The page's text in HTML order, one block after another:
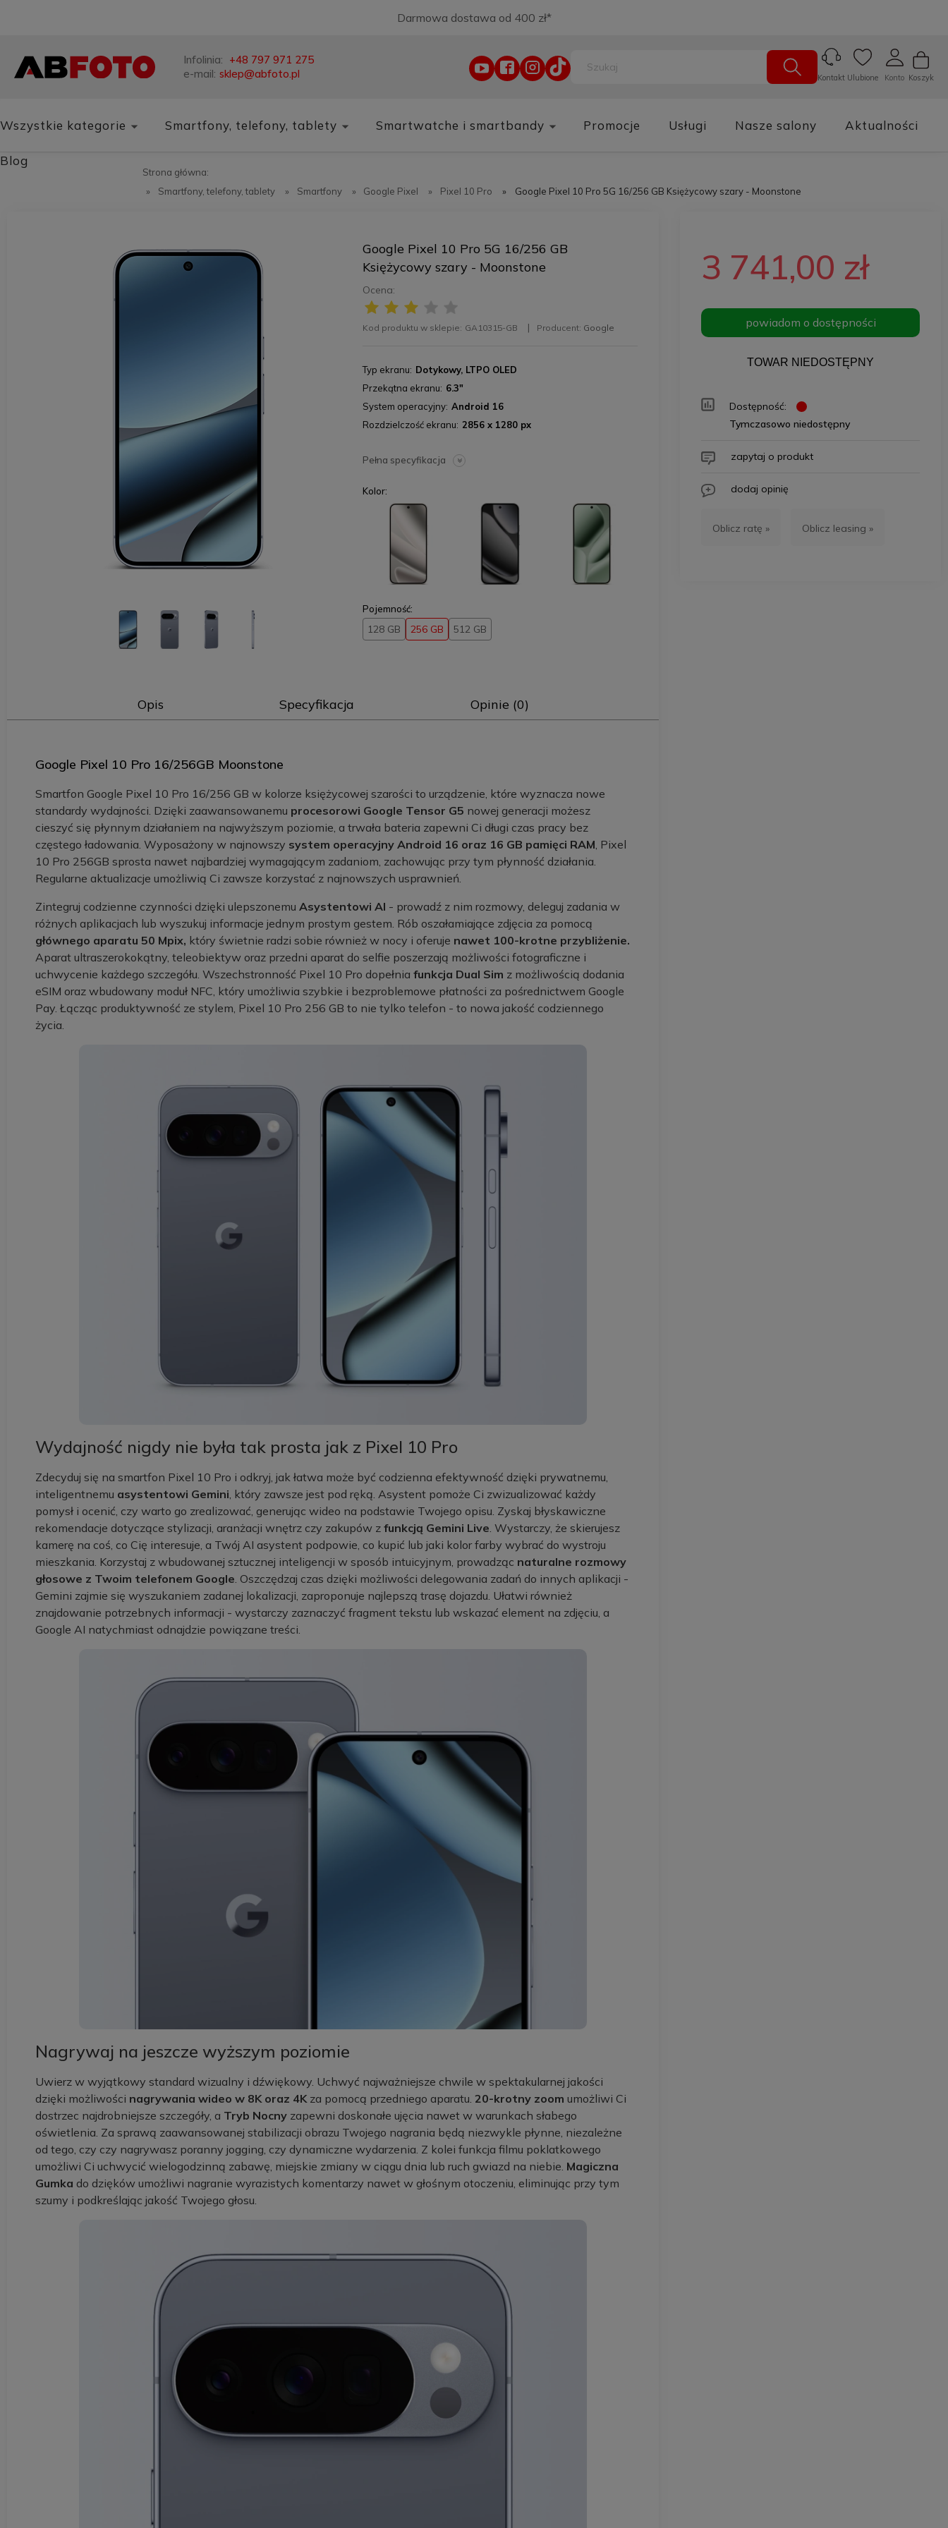
Darmowa dostawa od 400 zł*
Infolinia: +48 797 971 275
e-mail: sklep@abfoto.pl Koszyk
Konto
Ulubione
Kontakt
Wszystkie kategorie Smartfony, telefony, tablety Smartwatche i smartbandy Promocje Usługi Nasze salony Aktualności
Blog
Strona główna:
»
Smartfony, telefony, tablety » Smartfony » Google Pixel » Pixel 10 Pro » Google Pixel 10 Pro 5G 16/256 GB Księżycowy szary - Moonstone
Google Pixel 10 Pro 5G 16/256 GB
Księżycowy szary - Moonstone
Ocena:
Kod produktu w sklepie: GA10315-GB Producent: Google
Typ ekranu
Dotykowy, LTPO OLED
Przekątna ekranu
6.3"
System operacyjny Android 16
Rozdzielczość ekranu 2856 x 1280 px
Pełna specyfikacja
Kolor:
Pojemność:
128 GB 256 GB 512 GB
Opis Specyfikacja Opinie (0)
Google Pixel 10 Pro 16/256GB Moonstone
Smartfon Google Pixel 10 Pro 16/256 GB w kolorze księżycowej szarości to urządzenie, które wyznacza nowe
standardy wydajności. Dzięki zaawansowanemu procesorowi Google Tensor G5 nowej generacji możesz
cieszyć się płynnym działaniem na najwyższym poziomie, a trwała bateria zapewni Ci długi czas pracy bez
częstego ładowania. Wyposażony w najnowszy system operacyjny Android 16 oraz 16 GB pamięci RAM, Pixel
10 Pro 256GB sprosta nawet najbardziej wymagającym zadaniom, zachowując przy tym płynność działania.
Regularne aktualizacje umożliwią Ci zawsze korzystać z najnowszych usprawnień.
Zintegruj codzienne czynności dzięki ulepszonemu Asystentowi AI - prowadź z nim rozmowy, deleguj zadania w
różnych aplikacjach lub wyszukuj informacje jednym prostym gestem. Rób oszałamiające zdjęcia za pomocą
głównego aparatu 50 Mpix, który świetnie radzi sobie również w nocy i oferuje nawet 100-krotne przybliżenie.
Aparat ultraszerokokątny, teleobiektyw oraz przedni aparat do selfie poszerzają możliwości fotograficzne i
uchwycenie każdego szczegółu. Wszechstronność Pixel 10 Pro dopełnia funkcja Dual Sim z możliwością dodania
eSIM oraz wbudowany moduł NFC, który umożliwia szybkie i bezproblemowe płatności za pośrednictwem Google
Pay. Łącząc produktywność ze stylem, Pixel 10 Pro 256 GB to nie tylko telefon - to nowa jakość codziennego
życia.
Wydajność nigdy nie była tak prosta jak z Pixel 10 Pro
Zdecyduj się na smartfon Pixel 10 Pro i odkryj, jak łatwa może być codzienna efektywność dzięki prywatnemu,
inteligentnemu asystentowi Gemini, który zawsze jest pod ręką. Asystent pomoże Ci zwizualizować każdy
pomysł i ocenić, czy warto go zrealizować, generując wideo na podstawie Twojego opisu. Zyskaj błyskawiczne
rekomendacje dotyczące stylizacji, aranżacji wnętrz czy zakupów z funkcją Gemini Live. Wystarczy, że skierujesz
kamerę na coś, co Cię interesuje, a Twój AI asystent podpowie, co kupić lub jaki kolor farby wybrać do wystroju
mieszkania. Korzystaj z wbudowanej sztucznej inteligencji w sposób intuicyjnym, prowadząc naturalne rozmowy
głosowe z Twoim telefonem Google. Oszczędzaj czas dzięki możliwości delegowania zadań do innych aplikacji -
Gemini zajmie się wyszukaniem zadanej lokalizacji, zaproponuje najlepszą trasę dojazdu. Ułatwi również
znajdowanie potrzebnych informacji - wystarczy zaznaczyć fragment tekstu lub wskazać element na zdjęciu, a
Google AI natychmiast odnajdzie powiązane treści.
Nagrywaj na jeszcze wyższym poziomie
Uwierz w wyjątkowy standard wizualny i dźwiękowy. Uchwyć najważniejsze chwile w spektakularnej jakości
dzięki możliwości nagrywania wideo w 8K oraz 4Kza pomocą przedniego aparatu. 20-krotny zoom umożliwi Ci
dostrzec najdrobniejsze szczegóły, a Tryb Nocny zapewni doskonałe ujęcia nawet w warunkach słabego
oświetlenia. Za sprawą zaawansowanej stabilizacji obrazu Twojego nagrania będą niezwykle płynne, niezależne
od tego, czy czy nagrywasz poranny jogging, czy dynamiczne wydarzenia. Z kolei funkcja filmu poklatkowego
umożliwi Ci uchwycić wielogodzinną zabawę, miejskie zmiany w ciągu dnia lub ruch gwiazd na niebie. Magiczna
Gumka do dzięków umożliwi nagranie wyrazistych komentarzy nawet w głośnym otoczeniu, eliminując przy tym
szumy i podkreślając jakość Twojego głosu.
3 741,00 zł
powiadom o dostępności
TOWAR NIEDOSTĘPNY
Dostępność:
Tymczasowo niedostępny
zapytaj o produkt
dodaj opinię
Oblicz ratę » Oblicz leasing »